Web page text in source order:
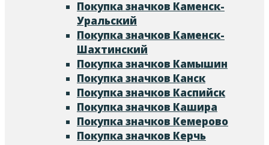
Покупка значков Каменск-
Уральский
Покупка значков Каменск-
Шахтинский
Покупка значков Камышин
Покупка значков Канск
Покупка значков Каспийск
Покупка значков Кашира
Покупка значков Кемерово
Покупка значков Керчь